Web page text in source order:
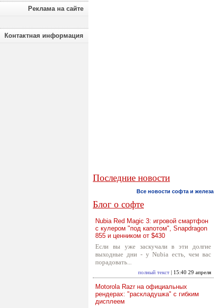
Реклама на сайте
Контактная информация
Последние новости
Все новости софта и железа
Блог о софте
Nubia Red Magic 3: игровой смартфон
с кулером "под капотом", Snapdragon
855 и ценником от $430
Если вы уже заскучали в эти долгие
выходные дни - у Nubia есть, чем вас
порадовать...
полный текст | 15:40 29 апреля
Motorola Razr на официальных
рендерах: "раскладушка" с гибким
дисплеем